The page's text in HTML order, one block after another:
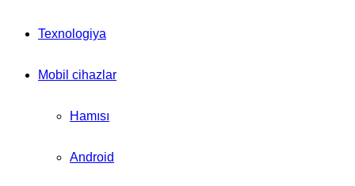
Texnologiya
Mobil cihazlar
Hamısı
Android